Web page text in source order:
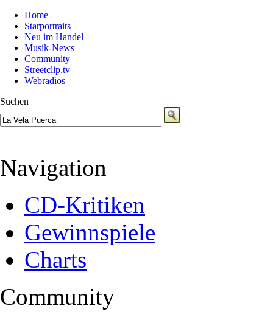
Home
Starportraits
Neu im Handel
Musik-News
Community
Streetclip.tv
Webradios
Suchen
Navigation
CD-Kritiken
Gewinnspiele
Charts
Community